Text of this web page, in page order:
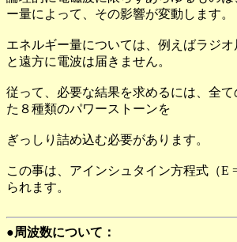
ー量によって、その影響が変動します。
エネルギー量については、例えばラジ
と遠方に電波は届きません。
従って、必要な結果を求めるには、全
た８種類のパワーストーンを
ぎっしり詰め込む必要があります。
この事は、アインシュタイン方程式（E
られます。
●周波数について：